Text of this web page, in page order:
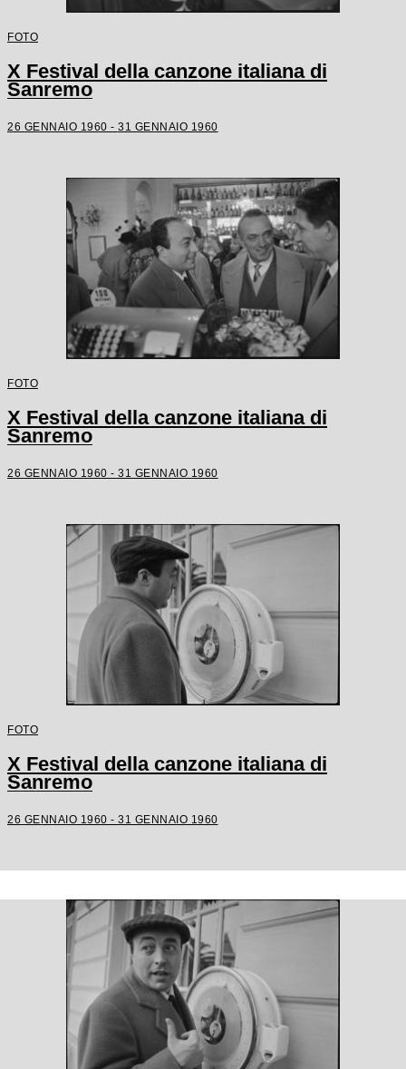
FOTO
X Festival della canzone italiana di
Sanremo
26 GENNAIO 1960 - 31 GENNAIO 1960
FOTO
X Festival della canzone italiana di
Sanremo
26 GENNAIO 1960 - 31 GENNAIO 1960
FOTO
X Festival della canzone italiana di
Sanremo
26 GENNAIO 1960 - 31 GENNAIO 1960